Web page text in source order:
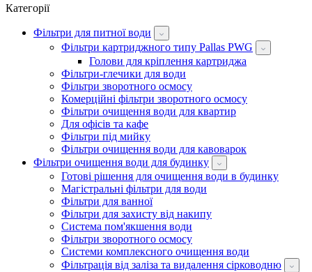
Категорії
Фільтри для питної води
Фільтри картриджного типу Pallas PWG
Голови для кріплення картриджа
Фільтри-глечики для води
Фільтри зворотного осмосу
Комерційні фільтри зворотного осмосу
Фільтри очищення води для квартир
Для офісів та кафе
Фільтри під мийку
Фільтри очищення води для кавоварок
Фільтри очищення води для будинку
Готові рішення для очищення води в будинку
Магістральні фільтри для води
Фільтри для ванної
Фільтри для захисту від накипу
Система пом'якшення води
Фільтри зворотного осмосу
Системи комплексного очищення води
Фільтрація від заліза та видалення сірководню